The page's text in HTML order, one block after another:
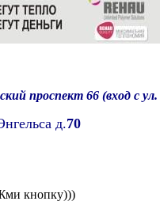
проспект 66 (вход с ул.
д.70
кнопку)))